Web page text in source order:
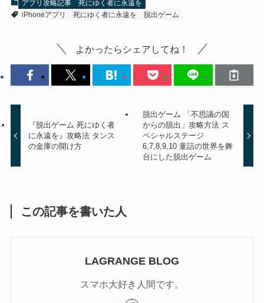
アプリ攻略記事
死にゆく者に永遠を
iPhoneアプリ
死にゆく者に永遠を 脱出ゲーム
よかったらシェアしてね！
『脱出ゲーム 死にゆく者
に永遠を』攻略法 タンス
の金庫の開け方
脱出ゲーム 「不思議の国
からの脱出」攻略方法 ス
ペシャルステージ
6,7,8,9,10 童話の世界を舞
台にした脱出ゲーム
この記事を書いた人
LAGRANGE BLOG
スマホ大好き人間です。